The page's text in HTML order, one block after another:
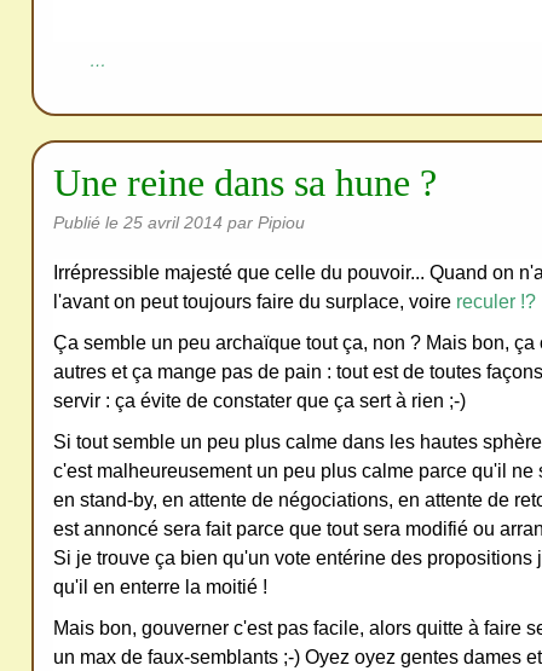
…
Une reine dans sa hune ?
Publié le 25 avril 2014 par Pipiou
Irrépressible majesté que celle du pouvoir... Quand on
l'avant on peut toujours faire du surplace, voire reculer !?
Ça semble un peu archaïque tout ça, non ? Mais bon,
autres et ça mange pas de pain : tout est de toutes
servir : ça évite de constater que ça sert à rien ;-)
Si tout semble un peu plus calme dans les hautes
c'est malheureusement un peu plus calme parce qu'il ne
en stand-by, en attente de négociations, en attente de
est annoncé sera fait parce que tout sera modifié ou
Si je trouve ça bien qu'un vote entérine des propositions
qu'il en enterre la moitié !
Mais bon, gouverner c'est pas facile, alors quitte à faire
un max de faux-semblants ;-) Oyez oyez gentes dames